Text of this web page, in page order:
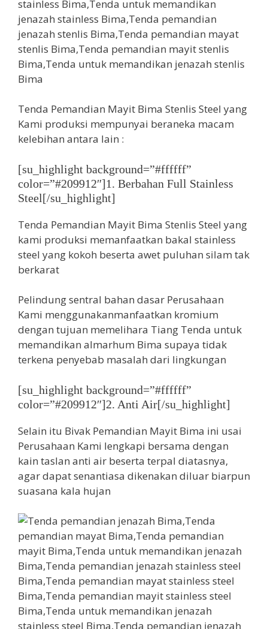
Tenda Pemandian Mayit Bima Stenlis Steel yang
Kami produksi mempunyai beraneka macam
kelebihan antara lain :
[su_highlight background=”#ffffff”
color=”#209912″]1. Berbahan Full Stainless
Steel[/su_highlight]
Tenda Pemandian Mayit Bima Stenlis Steel yang
kami produksi memanfaatkan bakal stainless
steel yang kokoh beserta awet puluhan silam tak
berkarat
Pelindung sentral bahan dasar Perusahaan
Kami menggunakanmanfaatkan kromium
dengan tujuan memelihara Tiang Tenda untuk
memandikan almarhum Bima supaya tidak
terkena penyebab masalah dari lingkungan
[su_highlight background=”#ffffff”
color=”#209912″]2. Anti Air[/su_highlight]
Selain itu Bivak Pemandian Mayit Bima ini usai
Perusahaan Kami lengkapi bersama dengan
kain taslan anti air beserta terpal diatasnya,
agar dapat senantiasa dikenakan diluar biarpun
suasana kala hujan